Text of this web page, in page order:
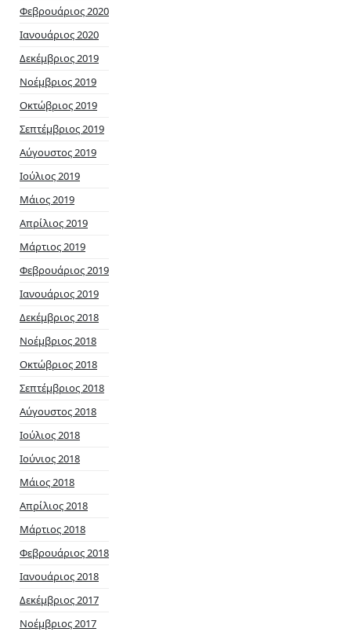
Φεβρουάριος 2020
Ιανουάριος 2020
Δεκέμβριος 2019
Νοέμβριος 2019
Οκτώβριος 2019
Σεπτέμβριος 2019
Αύγουστος 2019
Ιούλιος 2019
Μάιος 2019
Απρίλιος 2019
Μάρτιος 2019
Φεβρουάριος 2019
Ιανουάριος 2019
Δεκέμβριος 2018
Νοέμβριος 2018
Οκτώβριος 2018
Σεπτέμβριος 2018
Αύγουστος 2018
Ιούλιος 2018
Ιούνιος 2018
Μάιος 2018
Απρίλιος 2018
Μάρτιος 2018
Φεβρουάριος 2018
Ιανουάριος 2018
Δεκέμβριος 2017
Νοέμβριος 2017